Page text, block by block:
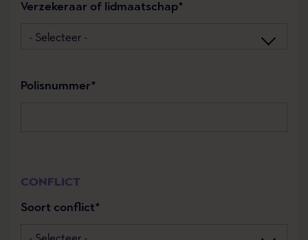
Verzekeraar of lidmaatschap
Polisnummer
CONFLICT
Soort conflict